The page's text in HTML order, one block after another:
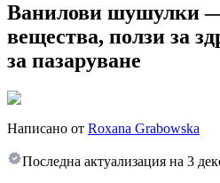
Ванилови шушулки
вещества, ползи за
за пазаруване
Написано от Roxana Grabowska
Последна актуализация на 3